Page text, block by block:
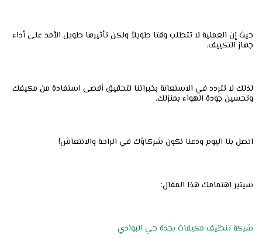
حيث إن العملية لا تتطلب وقتا طويلاً ولكن تأثيرها طويل الأمد على أداء
جهاز التكييف.
لذلك لا تتردد في الاستعانة بخبراتنا لتحقيق أقصى استفادة من مكيفك
وتحسين جودة الهواء بمنزلك.
اتصل بنا اليوم ودعنا نكون شركاؤك في الراحة والانتعاش!
سيثير اهتمامك هذا المقال:
شركة تنظيف مكيفات بجدة حي البوادي